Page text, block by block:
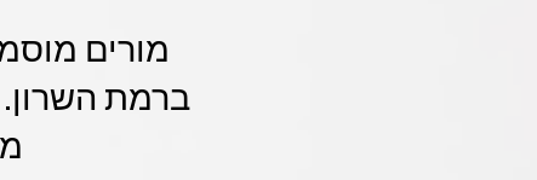
מורים
ברמת השרון.